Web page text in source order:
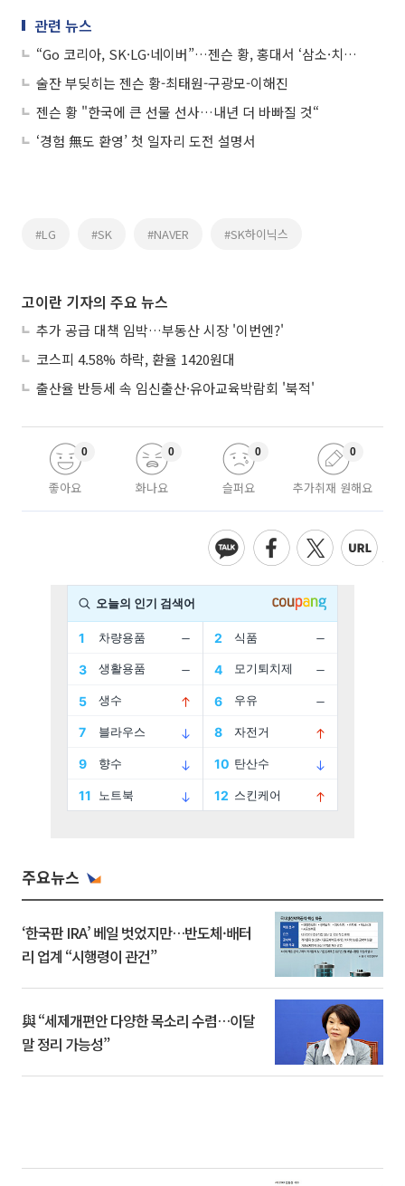
관련 뉴스
“Go 코리아, SK·LG·네이버”…젠슨 황, 홍대서 ‘삼소·치킨·노래방’ 풀코스
술잔 부딪히는 젠슨 황-최태원-구광모-이해진
젠슨 황 "한국에 큰 선물 선사…내년 더 바빠질 것“
‘경험 無도 환영’ 첫 일자리 도전 설명서
#LG #SK #NAVER #SK하이닉스
고이란 기자의 주요 뉴스
추가 공급 대책 임박…부동산 시장 '이번엔?'
코스피 4.58% 하락, 환율 1420원대
출산율 반등세 속 임신출산·유아교육박람회 '북적'
좋아요
0
화나요
0
슬퍼요
0
추가취재 원해요
0
주요뉴스
‘한국판 IRA’ 베일 벗었지만…반도체·배터
리 업계 “시행령이 관건”
與 “세제개편안 다양한 목소리 수렴…이달
말 정리 가능성”